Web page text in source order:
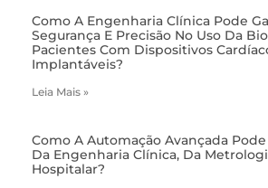
Como A Engenharia Clínica Pode
Segurança E Precisão No Uso Da
Pacientes Com Dispositivos
Implantáveis?
Leia Mais »
Como A Automação Avançada
Da Engenharia Clínica, Da
Hospitalar?